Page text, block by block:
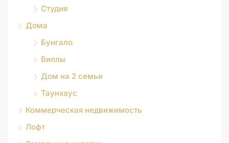
Студия
Дома
Бунгало
Виллы
Дом на 2 семьи
Таунхаус
Коммерческая недвижимость
Лофт